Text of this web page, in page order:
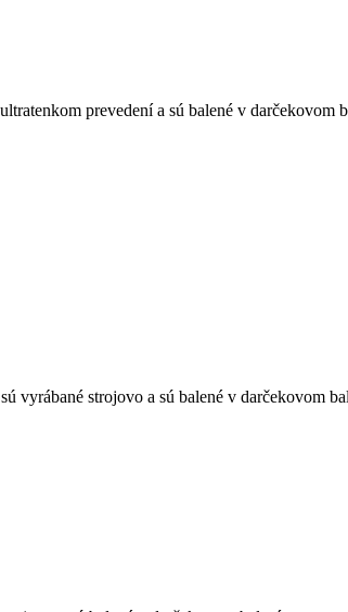
prevedení a sú balené v darčekovom
vyrábané strojovo a sú balené v darčekovom